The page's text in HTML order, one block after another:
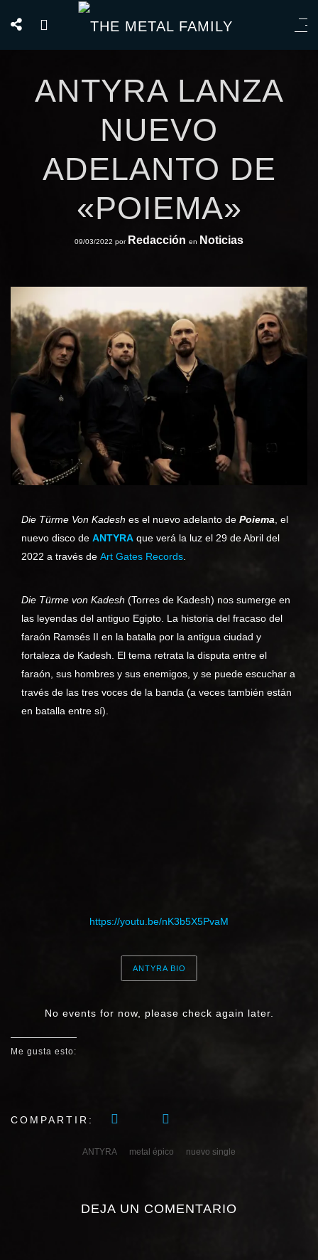
ANTYRA LANZA
NUEVO
ADELANTO DE
«POIEMA»
09/03/2022 por Redacción en Noticias
Die Türme Von Kadesh es el nuevo adelanto de Poiema , el
nuevo disco de ANTYRA que verá la luz el 29 de Abril del
2022 a través de Art Gates Records
Die Türme von Kadesh (Torres de Kadesh) nos sumerge en
las leyendas del antiguo Egipto. La historia del fracaso del
faraón Ramsés II en la batalla por la antigua ciudad y
fortaleza de Kadesh. El tema retrata la disputa entre el
faraón, sus hombres y sus enemigos, y se puede escuchar a
través de las tres voces de la banda (a veces también están
en batalla entre sí).
https://youtu.be/nK3b5X5PvaM
ANTYRA BIO
No events for now, please check again later.
Me gusta esto:
COMPARTIR:
ANTYRA metal épico nuevo single
DEJA UN COMENTARIO